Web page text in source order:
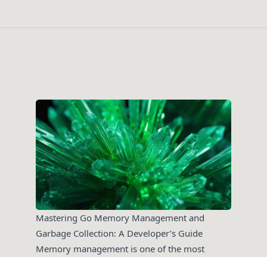
Mastering Go Memory Management and
Garbage Collection: A Developer’s Guide
Memory management is one of the most